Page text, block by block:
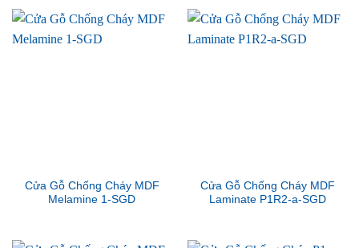
Cửa Gỗ Chống Cháy MDF
Melamine 1-SGD
Cửa Gỗ Chống Cháy MDF
Laminate P1R2-a-SGD